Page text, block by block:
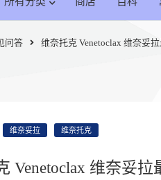
问答 维奈托克 Venetoclax 维奈妥拉
维奈妥拉 维奈托克
Venetoclax 维奈妥拉